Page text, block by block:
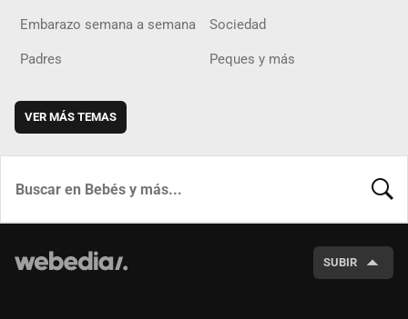
Embarazo semana a semana Sociedad
Padres Peques y más
VER MÁS TEMAS
SUBIR